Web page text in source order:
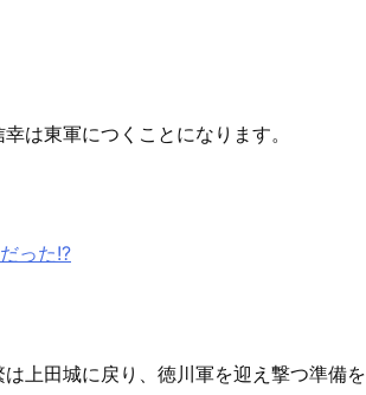
は東軍につくことになります。
った!?
上田城に戻り、徳川軍を迎え撃つ準備を